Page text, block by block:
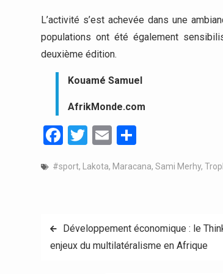
L’activité s’est achevée dans une
populations ont été également
deuxième édition.
Kouamé Samuel
AfrikMonde.com
Facebook
Twitter
Email
#sport, Lakota, Maracana, Sami Merhy,
Navigation
de
Développement économique : le
enjeux du multilatéralisme en Afrique